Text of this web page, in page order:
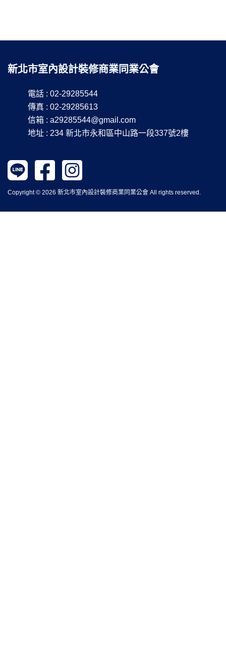
新北市室內設計裝修商業同業公會
電話 : 02-29285544
傳真 : 02-29285613
信箱 : a29285544@gmail.com
地址 : 234 新北市永和區中山路一段337號2樓
Copyright © 2026 新北市室內設計裝修商業同業公會 All rights reserved.